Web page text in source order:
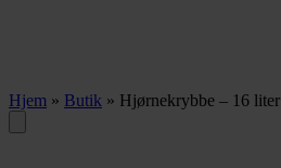
Hjem » Butik » Hjørnekrybbe – 16 liter